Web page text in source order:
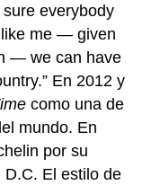
everybody
like me — given
— we can have
En 2012 y
como una de
mundo. En
por su
D.C. El estilo de